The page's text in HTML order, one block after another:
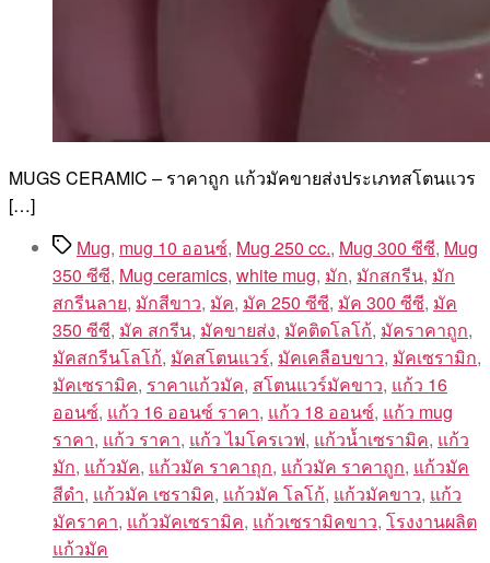
MUGS CERAMIC – ราคาถูก แก้วมัคขายส่งประเภทสโตนแวร
[…]
TagsMug, mug 10 ออนซ์, Mug 250 cc., Mug 300 ซีซี, Mug
350 ซีซี, Mug ceramics, white mug, มัก, มักสกรีน, มัก
สกรีนลาย, มักสีขาว, มัค, มัค 250 ซีซี, มัค 300 ซีซี, มัค
350 ซีซี, มัค สกรีน, มัคขายส่ง, มัคติดโลโก้, มัคราคาถูก,
มัคสกรีนโลโก้, มัคสโตนแวร์, มัคเคลือบขาว, มัคเซรามิก,
มัคเซรามิค, ราคาแก้วมัค, สโตนแวร์มัคขาว, แก้ว 16
ออนซ์, แก้ว 16 ออนซ์ ราคา, แก้ว 18 ออนซ์, แก้ว mug
ราคา, แก้ว ราคา, แก้ว ไมโครเวฟ, แก้วน้ำเซรามิค, แก้ว
มัก, แก้วมัค, แก้วมัค ราคาถุก, แก้วมัค ราคาถูก, แก้วมัค
สีดำ, แก้วมัค เซรามิค, แก้วมัค โลโก้, แก้วมัคขาว, แก้ว
มัคราคา, แก้วมัคเซรามิค, แก้วเซรามิคขาว, โรงงานผลิต
แก้วมัค